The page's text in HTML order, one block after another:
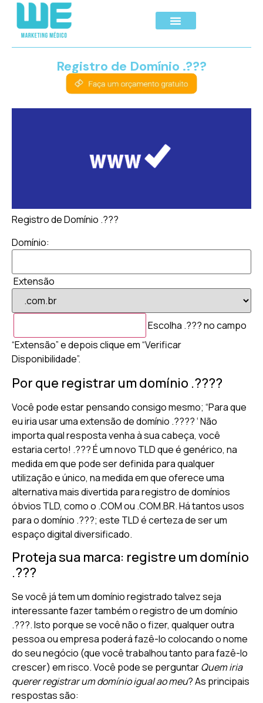
Registro de Domínio .???
Registro de Domínio .???
Domínio:
Extensão
Escolha .??? no campo
“Extensão” e depois clique em “Verificar
Disponibilidade”.
Por que registrar um domínio .????
Você pode estar pensando consigo mesmo; “Para que
eu iria usar uma extensão de domínio .???? ‘ Não
importa qual resposta venha à sua cabeça, você
estaria certo! .??? É um novo TLD que é genérico, na
medida em que pode ser definida para qualquer
utilização e único, na medida em que oferece uma
alternativa mais divertida para registro de domínios
óbvios TLD, como o .COM ou .COM.BR. Há tantos usos
para o domínio .???; este TLD é certeza de ser um
espaço digital diversificado.
Proteja sua marca: registre um domínio
.???
Se você já tem um domínio registrado talvez seja
interessante fazer também o registro de um domínio
.???. Isto porque se você não o fizer, qualquer outra
pessoa ou empresa poderá fazê-lo colocando o nome
do seu negócio (que você trabalhou tanto para fazê-lo
crescer) em risco. Você pode se perguntarQuem iria
querer registrar um domínio igual ao meu? As principais
respostas são: